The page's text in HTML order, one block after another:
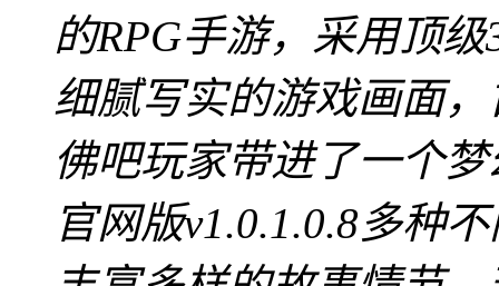
的RPG手游，采用顶
细腻写实的游戏画面
佛吧玩家带进了一个
官网版v1.0.1.0.8多种